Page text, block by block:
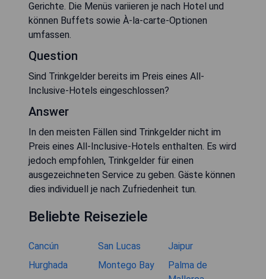
Gerichte. Die Menüs variieren je nach Hotel und
können Buffets sowie À-la-carte-Optionen
umfassen.
Question
Sind Trinkgelder bereits im Preis eines All-
Inclusive-Hotels eingeschlossen?
Answer
In den meisten Fällen sind Trinkgelder nicht im
Preis eines All-Inclusive-Hotels enthalten. Es wird
jedoch empfohlen, Trinkgelder für einen
ausgezeichneten Service zu geben. Gäste können
dies individuell je nach Zufriedenheit tun.
Beliebte Reiseziele
Cancún San Lucas
Jaipur
Hurghada
Montego Bay
Palma de